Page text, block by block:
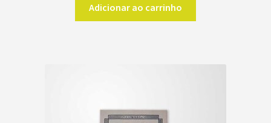
Adicionar ao carrinho